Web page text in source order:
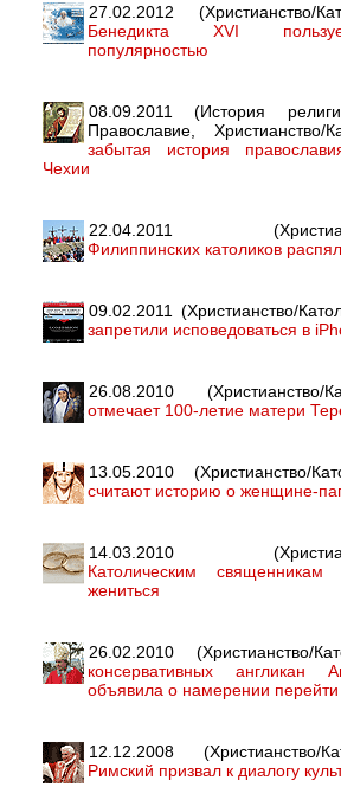
27.02.2012 (Христианство/
Бенедикта XVI
популярностью
08.09.2011 (История
Православие, Христианство/
забытая история
Чехии
22.04.2011
Филиппинских католиков
09.02.2011 (Христианство/
запретили исповедоваться в
26.08.2010 (Христианство/
отмечает 100-летие матери
13.05.2010 (Христианство/
считают историю о женщине-
14.03.2010
Католическим священникам
жениться
26.02.2010 (Христианство/
консервативных англикан
объявила о намерении перейти
12.12.2008 (Христианство/
Римский призвал к диалогу